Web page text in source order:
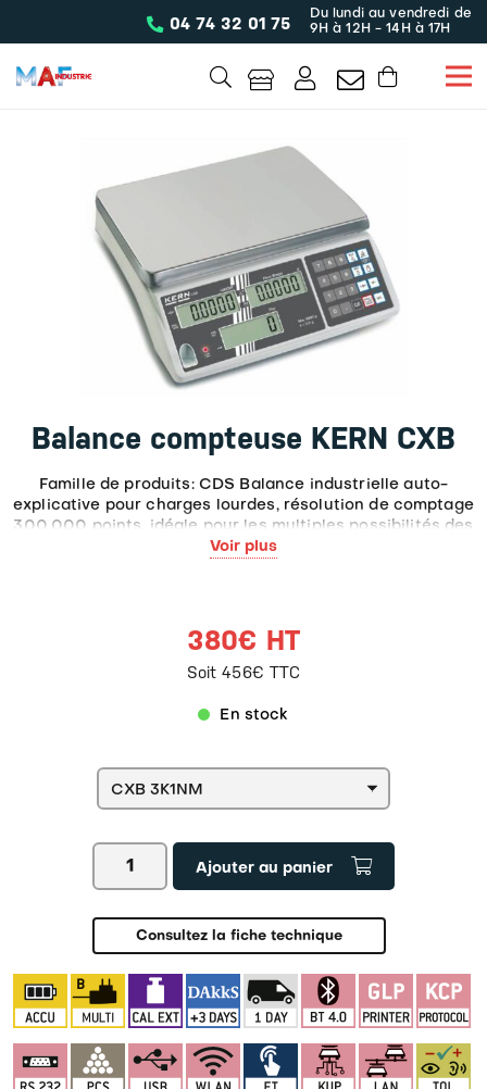
04 74 32 01 75
Du lundi au vendredi de
9H à 12H - 14H à 17H
Balance compteuse KERN CXB
Famille de produits: CDS Balance industrielle auto-
explicative pour charges lourdes, résolution de comptage
300.000 points, idéale pour les multiples possibilités des
applications industrielles 4.0
Voir plus
380€ HT
Soit 456€ TTC
En stock
Balance
KERN
CXB
Ajouter au panier
Consultez la fiche technique